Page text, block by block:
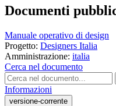
Documenti
Manuale operativo di design
Progetto: Designers Italia
Amministrazione: italia
Cerca nel documento
Informazioni
versione-corrente